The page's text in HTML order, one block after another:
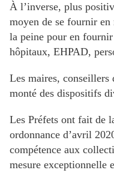
À l’inverse, plus
moyen de se fournir en
la peine pour en
hôpitaux, EHPAD,
Les maires, conseillers
monté des dispositifs
Les Préfets ont fait de
ordonnance d’avril
compétence aux
mesure exceptionnelle